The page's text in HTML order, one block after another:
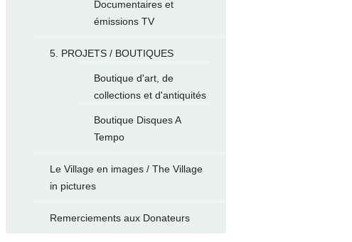
Documentaires et
émissions TV
5. PROJETS / BOUTIQUES
Boutique d'art, de
collections et d'antiquités
Boutique Disques A
Tempo
Le Village en images / The Village
in pictures
Remerciements aux Donateurs